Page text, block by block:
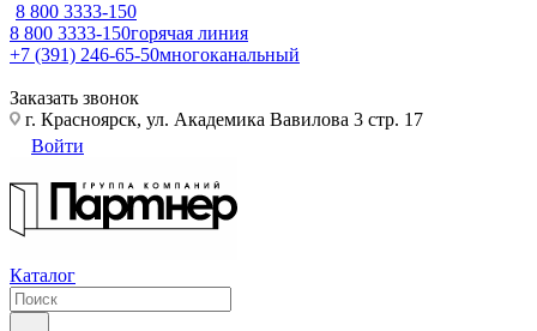
8 800 3333-150
8 800 3333-150горячая линия
+7 (391) 246-65-50многоканальный
Заказать звонок
г. Красноярск, ул. Академика Вавилова 3 стр. 17
Войти
Каталог